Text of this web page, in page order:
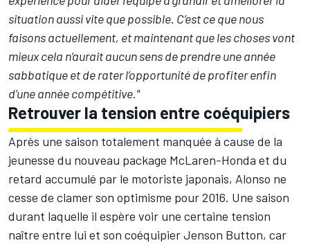
situation aussi vite que possible. C’est ce que nous
faisons actuellement, et maintenant que les choses vont
mieux cela n’aurait aucun sens de prendre une année
sabbatique et de rater l’opportunité de profiter enfin
d’une année compétitive."
Retrouver la tension entre coéquipiers
Après une saison totalement manquée à cause de la
jeunesse du nouveau package McLaren-Honda et du
retard accumulé par le motoriste japonais, Alonso ne
cesse de clamer son optimisme pour 2016. Une saison
durant laquelle il espère voir une certaine tension
naître entre lui et son coéquipier Jenson Button, car